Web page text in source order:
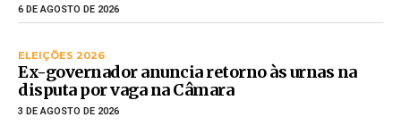
6 DE AGOSTO DE 2026
ELEIÇÕES 2026
Ex-governador anuncia retorno às urnas na
disputa por vaga na Câmara
3 DE AGOSTO DE 2026